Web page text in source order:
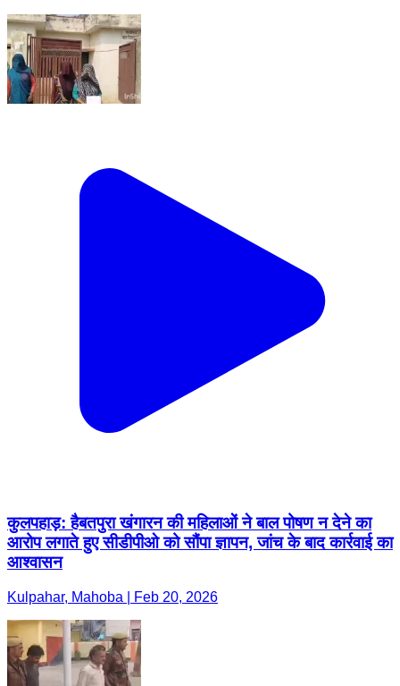
कुलपहाड़: हैबतपुरा खंगारन की महिलाओं ने बाल पोषण न देने का
आरोप लगाते हुए सीडीपीओ को सौंपा ज्ञापन, जांच के बाद कार्रवाई का
आश्वासन
Kulpahar, Mahoba | Feb 20, 2026